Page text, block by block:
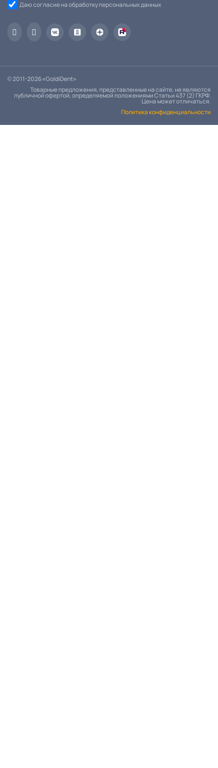
Даю согласие на обработку персональных данных
© 2011-2026 «GoldiDent»
Товарные предложения, представленные на сайте, не являются
публичной офертой, определяемой положениями Статьи 437 (2) ГКРФ.
Цена может отличаться.
Политика конфиденциальности